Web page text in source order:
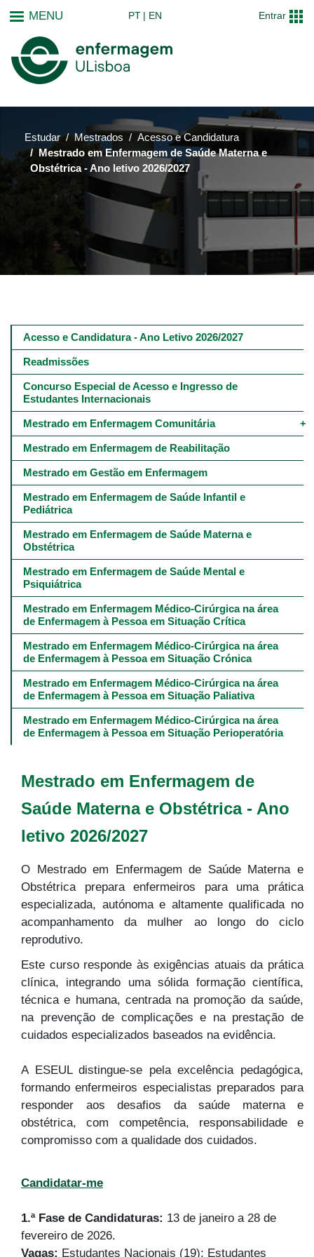
MENU PT EN Entrar
Estudar Mestrados
Acesso e Candidatura
Mestrado em Enfermagem de Saúde Materna e
Obstétrica - Ano letivo 2026/2027
Mestrado em Enfermagem de
Saúde Materna e Obstétrica - Ano
letivo 2026/2027
O Mestrado em Enfermagem de Saúde Materna e
Obstétrica prepara enfermeiros para uma prática
especializada, autónoma e altamente qualificada no
acompanhamento da mulher ao longo do ciclo
reprodutivo.
Este curso responde às exigências atuais da prática
clínica, integrando uma sólida formação científica,
técnica e humana, centrada na promoção da saúde,
na prevenção de complicações e na prestação de
cuidados especializados baseados na evidência.
A ESEUL distingue-se pela excelência pedagógica,
formando enfermeiros especialistas preparados para
responder aos desafios da saúde materna e
obstétrica, com competência, responsabilidade e
compromisso com a qualidade dos cuidados.
Candidatar-me
1.ª Fase de Candidaturas: 13 de janeiro a 28 de
fevereiro de 2026.
Vagas: Estudantes Nacionais (19); Estudantes
Main
navigation
níveis
Acesso e Candidatura - Ano Letivo 2026/2027
Readmissões
Concurso Especial de Acesso e Ingresso de
Estudantes Internacionais
Mestrado em Enfermagem Comunitária
Mestrado em Enfermagem de Reabilitação
Mestrado em Gestão em Enfermagem
Mestrado em Enfermagem de Saúde Infantil e
Pediátrica
Mestrado em Enfermagem de Saúde Materna e
Obstétrica
Mestrado em Enfermagem de Saúde Mental e
Psiquiátrica
Mestrado em Enfermagem Médico-Cirúrgica na área
de Enfermagem à Pessoa em Situação Crítica
Mestrado em Enfermagem Médico-Cirúrgica na área
de Enfermagem à Pessoa em Situação Crónica
Mestrado em Enfermagem Médico-Cirúrgica na área
de Enfermagem à Pessoa em Situação Paliativa
Mestrado em Enfermagem Médico-Cirúrgica na área
de Enfermagem à Pessoa em Situação Perioperatória